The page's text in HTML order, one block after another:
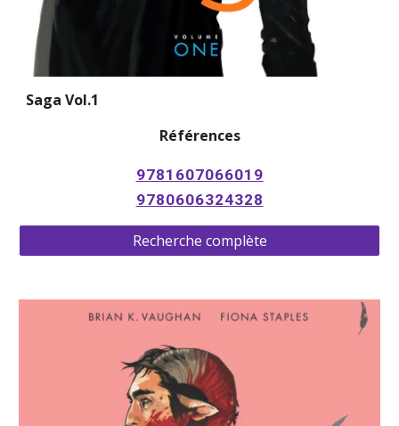
Saga Vol.1
Références
9781607066019
9780606324328
Recherche complète